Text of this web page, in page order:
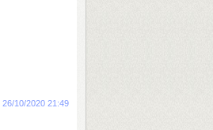
26/10/2020 21:49